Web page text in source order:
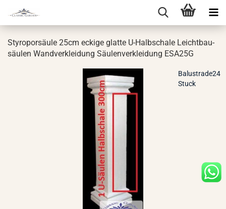
Sty­ro­por­säu­le 25cm ecki­ge glat­te U-​Halbschale Leicht­bau­
säu­len Wand­ver­klei­dung Säu­len­ver­klei­dung ESA25G
Balustrade24
Stuck